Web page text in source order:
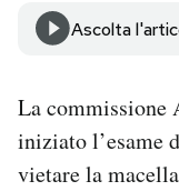
AREA
Notifiche
Regala il Post
Hai bisogno di
Ascolta
La commissione
iniziato l’esame
vietare la